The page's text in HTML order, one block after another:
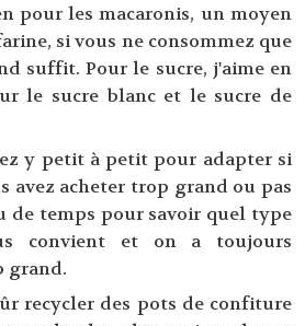
pour les macaronis, un moyen
si vous ne consommez que
suffit. Pour le sucre, j'aime en
le sucre blanc et le sucre de
y petit à petit pour adapter si
avez acheter trop grand ou pas
de temps pour savoir quel type
convient et on a toujours
grand.
recycler des pots de confiture